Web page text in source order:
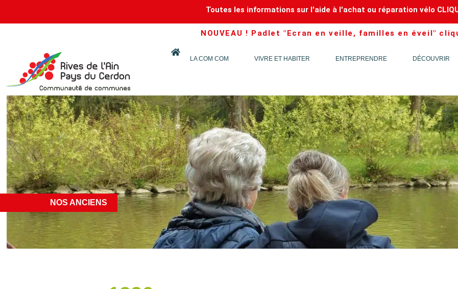
Toutes les informations sur l'aide à l'achat ou réparation vélo
NOUVEAU ! Padlet "Ecran en veille, familles en éveil"
LA COM COM VIVRE ET HABITER ENTREPRENDRE DÉCOUVRIR
NOS ANCIENS